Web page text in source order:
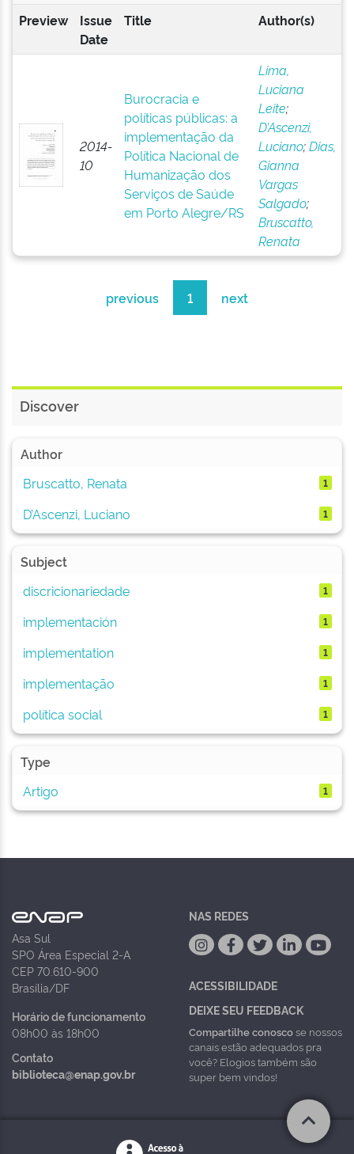
Preview
Issue
Date
Title Author(s)
2014-
10
Burocracia e
políticas públicas: a
implementação da
Política Nacional de
Humanização dos
Serviços de Saúde
em Porto Alegre/RS
Lima,
Luciana
Leite;
D’Ascenzi,
Luciano;Dias,
Gianna
Vargas
Salgado;
Bruscatto,
Renata
previous 1 next
Discover
Author
Bruscatto, Renata
1
D’Ascenzi, Luciano 1
Subject
discricionariedade
1
implementación 1
implementation 1
implementação 1
política social 1
Type
Artigo
1
Asa Sul
SPO Área Especial 2-A
CEP 70.610-900
Brasília/DF
Horário de funcionamento
08h00 às 18h00
Contato
biblioteca@enap.gov.br
NAS REDES
ACESSIBILIDADE
DEIXE SEU FEEDBACK
Compartilhe conoscose nossos
canais estão adequados pra
você? Elogios também são
super bem vindos!